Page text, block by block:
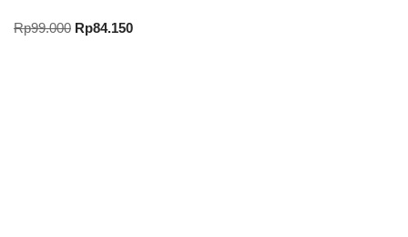
Rp99.000 Rp84.150